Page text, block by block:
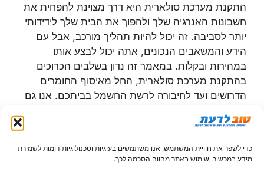
כדי לשפר את חוויית המשתמש, אנו משתמשים בעוגיות וטכנולוגיות דומות לשמירת
מידע במכשיר. שימוש באתר מהווה הסכמה לכך.
התקנת מערכת סולארית היא דרך מצוינת להפחית את
חשבונות האנרגיה שלך ולהפוך את הבית שלך לידידותי
יותר לסביבה. זה יכול להיות תהליך מורכב, אבל עם
הידע והמשאבים הנכונים, אתה יכול לבצע אותו
במהירות ובקלות. במאמר זה נדון בשלבים הכרוכים
בהתקנת מערכת סולארית, החל מאיסוף החומרים
הדרושים ועד לחיבורה לרשת החשמל בביתכם. אנו גם
בביתך. התקנת מערכת סולארית היא דרך מצוינת
שלך לידידותי יותר לסביבה. עם המידע והכלים הנכונים,